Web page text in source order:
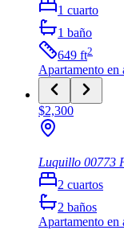
1 cuarto
1 baño
649 ft2
Apartamento en
$2,300
Luquillo 00773
2 cuartos
2 baños
Apartamento en